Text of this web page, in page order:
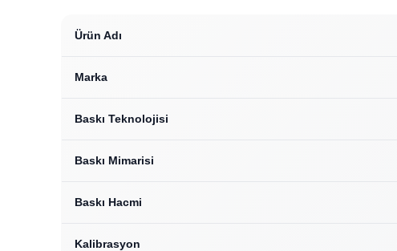
Ürün Adı
Marka
Baskı Teknolojisi
Baskı Mimarisi
Baskı Hacmi
Kalibrasyon